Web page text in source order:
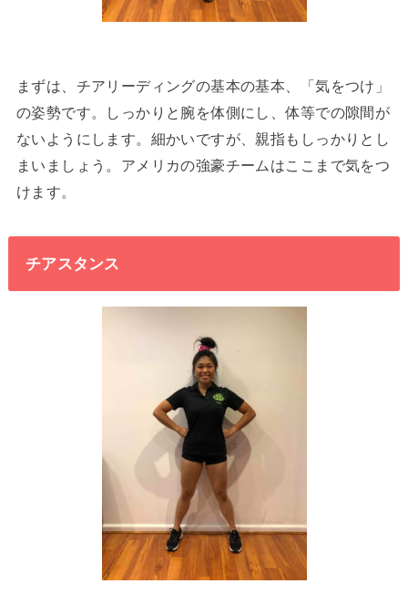
まずは、チアリーディングの基本の基本、「気をつけ」
の姿勢です。しっかりと腕を体側にし、体等での隙間が
ないようにします。細かいですが、親指もしっかりとし
まいましょう。アメリカの強豪チームはここまで気をつ
けます。
チアスタンス